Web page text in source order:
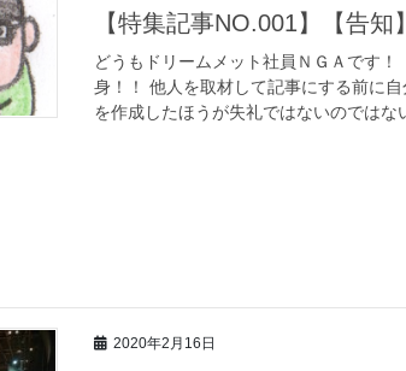
【特集記事NO.001】【告知
どうもドリームメット社員ＮＧＡです
身！！ 他人を取材して記事にする前に
を作成したほうが失礼ではないのでは
2020年2月16日